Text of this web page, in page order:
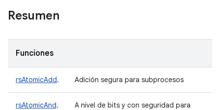
Resumen
Funciones
rsAtomicAdd. Adición segura para subprocesos
rsAtomicAnd.
A nivel de bits y con seguridad para